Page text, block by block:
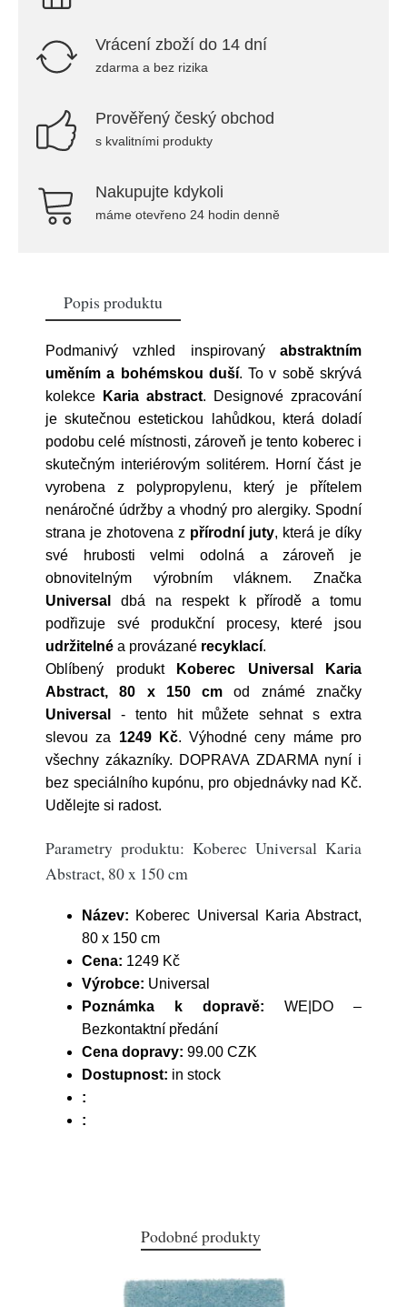
Vrácení zboží do 14 dní
zdarma a bez rizika
Prověřený český obchod
s kvalitními produkty
Nakupujte kdykoli
máme otevřeno 24 hodin denně
Popis produktu
Podmanivý vzhled inspirovaný abstraktním
uměním a bohémskou duší. To v sobě skrývá
kolekce
Karia abstract. Designové zpracování
je skutečnou estetickou lahůdkou, která doladí
podobu celé místnosti, zároveň je tento koberec i
skutečným interiérovým solitérem. Horní část je
vyrobena z polypropylenu, který je přítelem
nenáročné údržby a vhodný pro alergiky. Spodní
strana je zhotovena z přírodní juty, která je díky
své hrubosti velmi odolná a zároveň je
obnovitelným výrobním vláknem. Značka
Universal
dbá na respekt k přírodě a tomu
podřizuje své produkční procesy, které jsou
udržitelné a provázané recyklací.
Oblíbený produkt
Koberec Universal Karia
Abstract, 80 x 150 cm od známé značky
Universal
- tento hit můžete sehnat s extra
slevou za 1249 Kč. Výhodné ceny máme pro
všechny zákazníky. DOPRAVA ZDARMA nyní i
bez speciálního kupónu, pro objednávky nad Kč.
Udělejte si radost.
Parametry produktu: Koberec Universal Karia
Abstract, 80 x 150 cm
Název: Koberec Universal Karia Abstract,
80 x 150 cm
Cena: 1249 Kč
Výrobce: Universal
Poznámka k dopravě: WE|DO –
Bezkontaktní předání
Cena dopravy: 99.00 CZK
Dostupnost: in stock
:
:
Podobné produkty